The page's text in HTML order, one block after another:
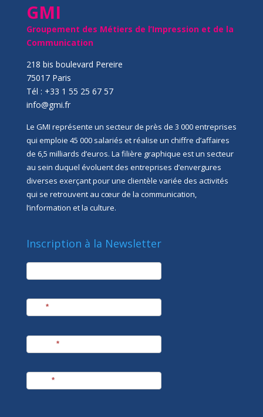
GMI
Groupement des Métiers de l’Impression et de la
Communication
218 bis boulevard Pereire
75017 Paris
Tél : +33 1 55 25 67 57
info@gmi.fr
Le GMI représente un secteur de près de 3 000 entreprises
qui emploie 45 000 salariés et réalise un chiffre d’affaires
de 6,5 milliards d’euros. La filière graphique est un secteur
au sein duquel évoluent des entreprises d’envergures
diverses exerçant pour une clientèle variée des activités
qui se retrouvent au cœur de la communication,
l’information et la culture.
Inscription à la Newsletter
newsletter
*
*
*